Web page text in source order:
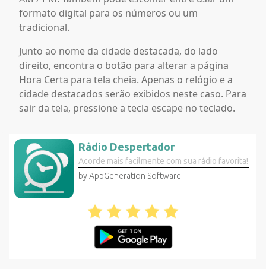
Rádio Despertador
Acorde mais facilmente com sua rádio favorita!
by AppGeneration Software
formato digital para os números ou um
tradicional.
Junto ao nome da cidade destacada, do lado
direito, encontra o botão para alterar a página
Hora Certa para tela cheia. Apenas o relógio e a
cidade destacados serão exibidos neste caso. Para
sair da tela, pressione a tecla escape no teclado.